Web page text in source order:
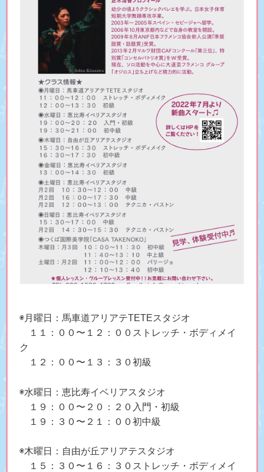
◉月曜日：馬車道アリアテTETEスタジオ
１１：００〜１２：００ストレッチ・ボディメイ
ク
１２：００〜１３：３０初級
◉水曜日：恵比寿イベリアスタジオ
１９：００〜２０：２０入門・初級
１９：３０〜２１：００初中級
◉木曜日：自由が丘アリアテスタジオ
１５：３０〜１６：３０ストレッチ・ボディメイ